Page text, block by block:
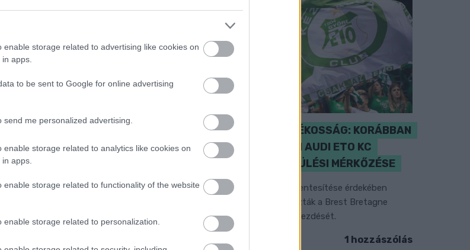
enable storage related to advertising like cookies on
apps.
to be sent to Google for online advertising
me personalized advertising.
enable storage related to analytics like cookies on
apps.
enable storage related to functionality of the website
enable storage related to personalization.
ENERGIATAKARÉKOSSÁG: KORÁBBAN
KEZDŐDIK A GYŐRI AUDI ETO KC
PÉNTEKI FELKÉSZÜLÉSI MÉRKŐZÉSE
Az energiaellátás tehermentesítése érdekében
másfél órával előrébb hozták a Brest Bretagne
Handball elleni találkozó kezdését.
1 hozzászólás